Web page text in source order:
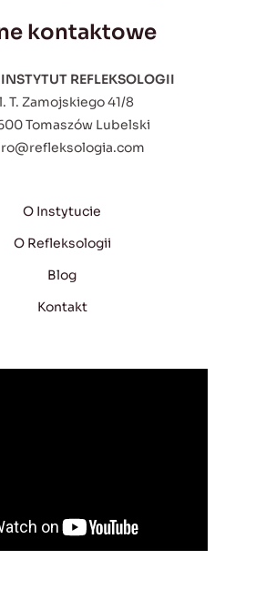
kontaktowe
REFLEKSOLOGII
T. Zamojskiego 41/8
Tomaszów Lubelski
O Instytucie
O Refleksologii
Blog
Kontakt